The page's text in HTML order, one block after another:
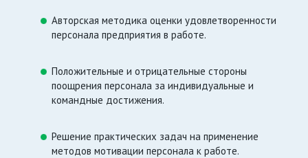
Авторская методика оценки удовлетворенности
персонала предприятия в работе.
Положительные и отрицательные стороны
поощрения персонала за индивидуальные и
командные достижения.
Решение практических задач на применение
методов мотивации персонала к работе.